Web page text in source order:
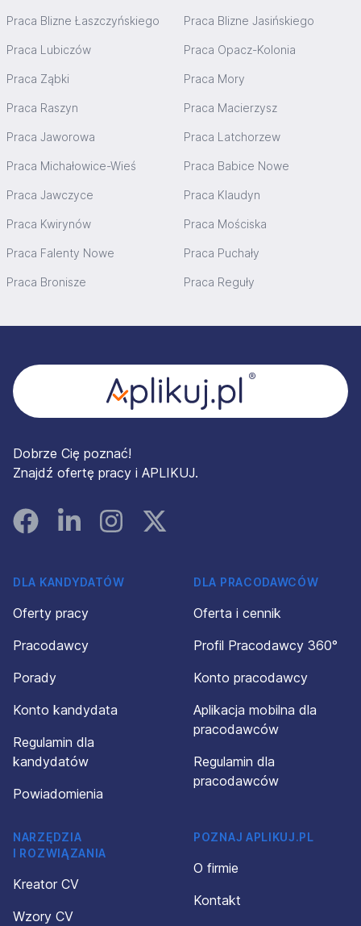
Praca Blizne Łaszczyńskiego Praca Blizne Jasińskiego
Praca Lubiczów Praca Opacz-Kolonia
Praca Ząbki Praca Mory
Praca Raszyn Praca Macierzysz
Praca Jaworowa Praca Latchorzew
Praca Michałowice-Wieś Praca Babice Nowe
Praca Jawczyce Praca Klaudyn
Praca Kwirynów Praca Mościska
Praca Falenty Nowe Praca Puchały
Praca Bronisze Praca Reguły
Dobrze Cię poznać!
Znajdź ofertę pracy i APLIKUJ.
FacebookLinked InInstagramInstagram
DLA KANDYDATÓW
Oferty pracy
Pracodawcy
Porady
Konto kandydata
Regulamin dla
kandydatów
Powiadomienia
DLA PRACODAWCÓW
Oferta i cennik
Profil Pracodawcy 360°
Konto pracodawcy
Aplikacja mobilna dla
pracodawców
Regulamin dla
pracodawców
NARZĘDZIA
I ROZWIĄZANIA
Kreator CV
Wzory CV
POZNAJ APLIKUJ.PL
O firmie
Kontakt